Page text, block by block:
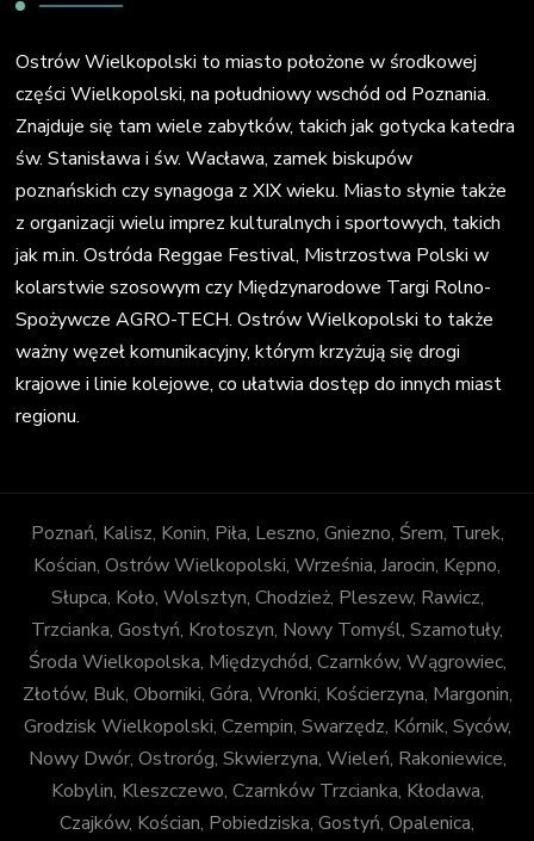
Ostrów Wielkopolski to miasto położone w środkowej
części Wielkopolski, na południowy wschód od Poznania.
Znajduje się tam wiele zabytków, takich jak gotycka katedra
św. Stanisława i św. Wacława, zamek biskupów
poznańskich czy synagoga z XIX wieku. Miasto słynie także
z organizacji wielu imprez kulturalnych i sportowych, takich
jak m.in. Ostróda Reggae Festival, Mistrzostwa Polski w
kolarstwie szosowym czy Międzynarodowe Targi Rolno-
Spożywcze AGRO-TECH. Ostrów Wielkopolski to także
ważny węzeł komunikacyjny, którym krzyżują się drogi
krajowe i linie kolejowe, co ułatwia dostęp do innych miast
regionu.
Poznań, Kalisz, Konin, Piła, Leszno, Gniezno, Śrem, Turek,
Kościan, Ostrów Wielkopolski, Września, Jarocin, Kępno,
Słupca, Koło, Wolsztyn, Chodzież, Pleszew, Rawicz,
Trzcianka, Gostyń, Krotoszyn, Nowy Tomyśl, Szamotuły,
Środa Wielkopolska, Międzychód, Czarnków, Wągrowiec,
Złotów, Buk, Oborniki, Góra, Wronki, Kościerzyna, Margonin,
Grodzisk Wielkopolski, Czempin, Swarzędz, Kórnik, Syców,
Nowy Dwór, Ostroróg, Skwierzyna, Wieleń, Rakoniewice,
Kobylin, Kleszczewo, Czarnków Trzcianka, Kłodawa,
Czajków, Kościan, Pobiedziska, Gostyń, Opalenica,